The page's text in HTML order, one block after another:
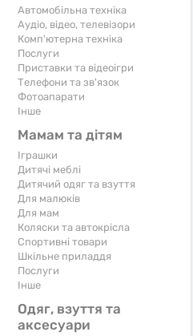
Автомобільна техніка
Аудіо, відео, телевізори
Комп'ютерна техніка
Послуги
Приставки та відеоігри
Телефони та зв'язок
Фотоапарати
Iнше
Мамам та дітям
Іграшки
Дитячі меблі
Дитячий одяг та взуття
Для малюків
Для мам
Коляски та автокрісла
Спортивні товари
Шкільне приладдя
Послуги
Iнше
Одяг, взуття та
аксесуари